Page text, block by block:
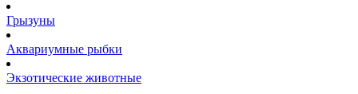
Грызуны
Аквариумные рыбки
Экзотические животные